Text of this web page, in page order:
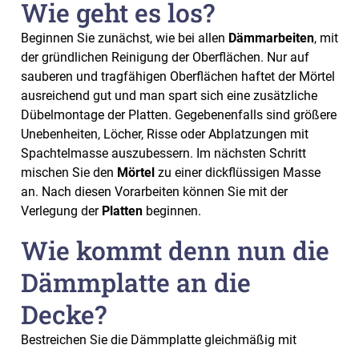
Wie geht es los?
Beginnen Sie zunächst, wie bei allen Dämmarbeiten, mit
der gründlichen Reinigung der Oberflächen. Nur auf
sauberen und tragfähigen Oberflächen haftet der Mörtel
ausreichend gut und man spart sich eine zusätzliche
Dübelmontage der Platten. Gegebenenfalls sind größere
Unebenheiten, Löcher, Risse oder Abplatzungen mit
Spachtelmasse auszubessern. Im nächsten Schritt
mischen Sie den Mörtel zu einer dickflüssigen Masse
an. Nach diesen Vorarbeiten können Sie mit der
Verlegung der Platten beginnen.
Wie kommt denn nun die
Dämmplatte an die
Decke?
Bestreichen Sie die Dämmplatte gleichmäßig mit